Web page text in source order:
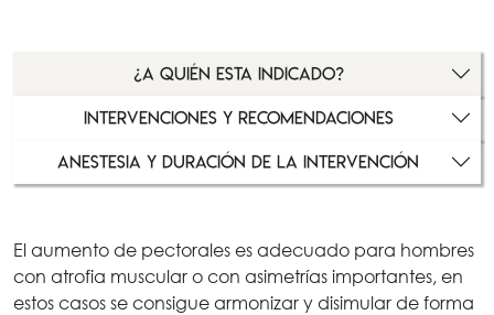
¿A quién esta indicado?
intervenciones y recomendaciones
anestesia y duración de la intervención
El aumento de pectorales es adecuado para hombres
con atrofia muscular o con asimetrías importantes, en
estos casos se consigue armonizar y disimular de forma